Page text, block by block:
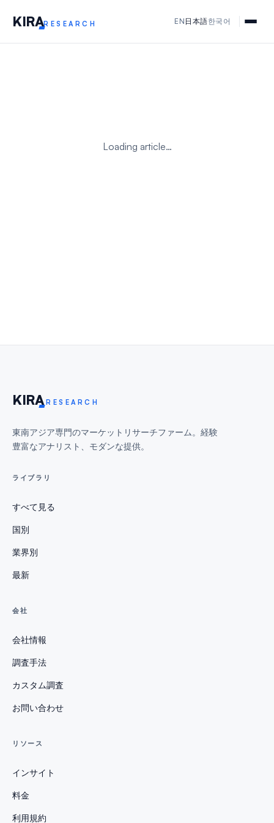
KIRARESEARCH EN 日本語한국어
Loading article…
KIRA RESEARCH
東南アジア専門のマーケットリサーチファーム。経験
豊富なアナリスト、モダンな提供。
ライブラリ
すべて見る
国別
業界別
最新
会社
会社情報
調査手法
カスタム調査
お問い合わせ
リソース
インサイト
料金
利用規約